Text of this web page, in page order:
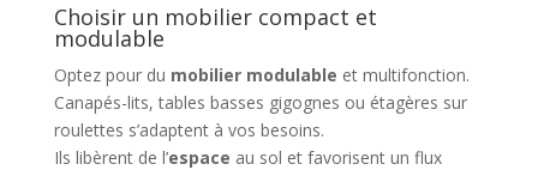
Choisir un mobilier compact et
modulable
Optez pour du mobilier modulable et multifonction.
Canapés-lits, tables basses gigognes ou étagères sur
roulettes s’adaptent à vos besoins.
Ils libèrent de l’espace au sol et favorisent un flux